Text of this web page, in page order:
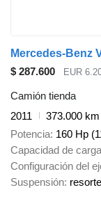
$ 287.600 EUR
Camión tienda
2011
373.000 km
Potencia 160 Hp
Capacidad de carga
Configuración del
Suspensión